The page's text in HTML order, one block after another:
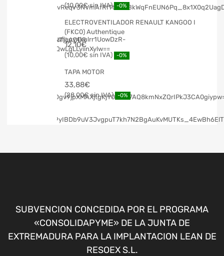
10,00€ -0%
ELECTROVENTILADOR RENAULT KANGOO I
(FKC0) Authentique
12,10€
10,00€ -0%
TAPA MOTOR
33,88€
28,00€ -0%
SUBVENCION CONCEDIDA POR EL PROGRAMA
«CONSOLIDAPYME» DE LA JUNTA DE
EXTREMADURA PARA LA IMPLANTACION LEAN DE
RESOEX S.L.